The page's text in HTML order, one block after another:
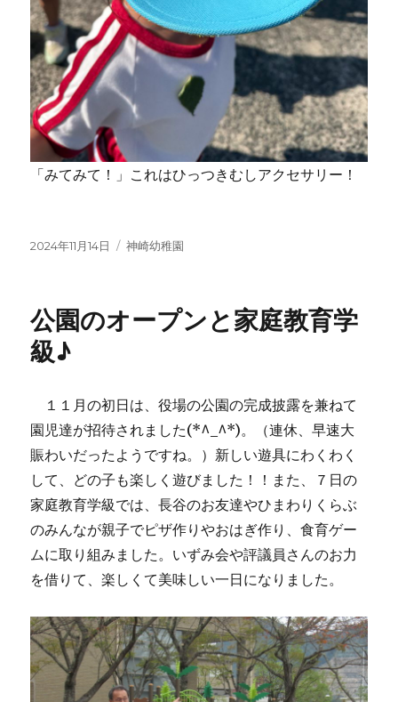
「みてみて！」これはひっつきむしアクセサリー！
投
2024年11月14日
カ
ー
神崎幼稚園
公園のオープンと家庭教育学
級♪
１１月の初日は、役場の公園の完成披露を兼ねて
園児達が招待されました(*^_^*)。（連休、早速大
賑わいだったようですね。）新しい遊具にわくわく
して、どの子も楽しく遊びました！！また、７日の
家庭教育学級では、長谷のお友達やひまわりくらぶ
のみんなが親子でピザ作りやおはぎ作り、食育ゲー
ムに取り組みました。いずみ会や評議員さんのお力
を借りて、楽しくて美味しい一日になりました。